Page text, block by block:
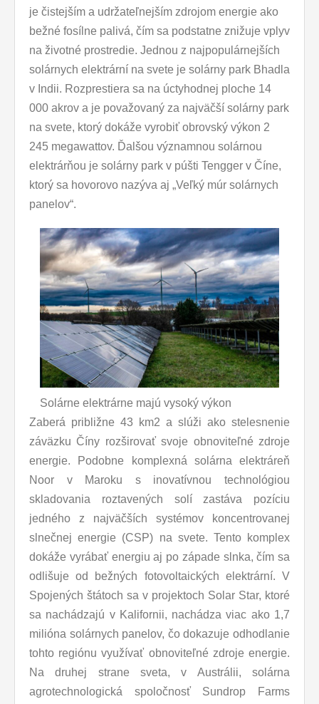
je čistejším a udržateľnejším zdrojom energie ako
bežné fosílne palivá, čím sa podstatne znižuje vplyv
na životné prostredie. Jednou z najpopulárnejších
solárnych elektrární na svete je solárny park Bhadla
v Indii. Rozprestiera sa na úctyhodnej ploche 14
000 akrov a je považovaný za najväčší solárny park
na svete, ktorý dokáže vyrobiť obrovský výkon 2
245 megawattov. Ďalšou významnou solárnou
elektrárňou je solárny park v púšti Tengger v Číne,
ktorý sa hovorovo nazýva aj „Veľký múr solárnych
panelov“.
Solárne elektrárne majú vysoký výkon
Zaberá približne 43 km2 a slúži ako stelesnenie
záväzku Číny rozširovať svoje obnoviteľné zdroje
energie. Podobne komplexná solárna elektráreň
Noor v Maroku s inovatívnou technológiou
skladovania roztavených solí zastáva pozíciu
jedného z najväčších systémov koncentrovanej
slnečnej energie (CSP) na svete. Tento komplex
dokáže vyrábať energiu aj po západe slnka, čím sa
odlišuje od bežných fotovoltaických elektrární. V
Spojených štátoch sa v projektoch Solar Star, ktoré
sa nachádzajú v Kalifornii, nachádza viac ako 1,7
milióna solárnych panelov, čo dokazuje odhodlanie
tohto regiónu využívať obnoviteľné zdroje energie.
Na druhej strane sveta, v Austrálii, solárna
agrotechnologická spoločnosť Sundrop Farms